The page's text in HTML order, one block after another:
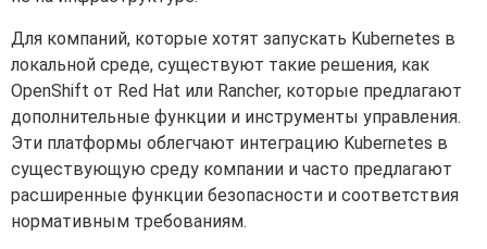
Для компаний, которые хотят запускать Kubernetes в
локальной среде, существуют такие решения, как
OpenShift от Red Hat или Rancher, которые предлагают
дополнительные функции и инструменты управления.
Эти платформы облегчают интеграцию Kubernetes в
существующую среду компании и часто предлагают
расширенные функции безопасности и соответствия
нормативным требованиям.